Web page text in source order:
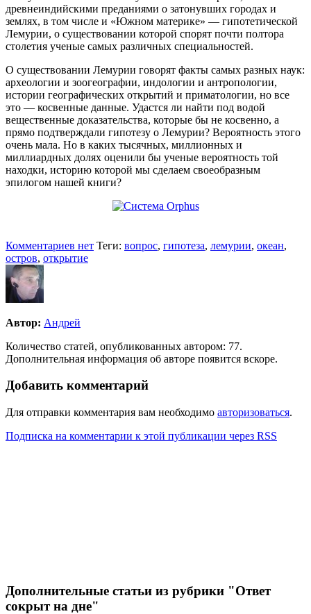
древнеиндийскими преданиями о затонувших городах и
землях, в том числе и «Южном материке» — гипотетической
Лемурии, о существовании которой спорят почти полтора
столетия ученые самых различных специальностей.
О существовании Лемурии говорят факты самых разных наук:
археологии и зоогеографии, индологии и антропологии,
истории географических открытий и приматологии, но все
это — косвенные данные. Удастся ли найти под водой
вещественные доказательства, которые бы не косвенно, а
прямо подтверждали гипотезу о Лемурии? Вероятность этого
очень мала. Но в каких тысячных, миллионных и
миллиардных долях оценили бы ученые вероятность той
находки, историю которой мы сделаем своеобразным
эпилогом нашей книги?
Комментариев нет Теги: вопрос, гипотеза, лемурии, океан,
остров, открытие
Автор: Андрей
Количество статей, опубликованных автором: 77.
Дополнительная информация об авторе появится вскоре.
Добавить комментарий
Для отправки комментария вам необходимо авторизоваться.
Подписка на комментарии к этой публикации через RSS
Дополнительные статьи из рубрики "Ответ
сокрыт на дне"